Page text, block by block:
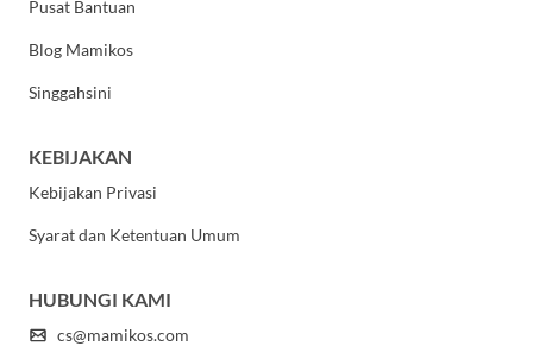
Pusat Bantuan
Blog Mamikos
Singgahsini
KEBIJAKAN
Kebijakan Privasi
Syarat dan Ketentuan Umum
HUBUNGI KAMI
cs@mamikos.com